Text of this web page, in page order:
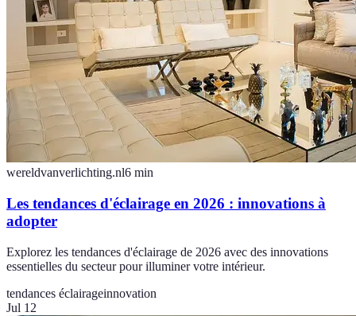
wereldvanverlichting.nl6 min
Les tendances d'éclairage en 2026 : innovations à
adopter
Explorez les tendances d'éclairage de 2026 avec des innovations
essentielles du secteur pour illuminer votre intérieur.
tendances éclairageinnovation
Jul 12